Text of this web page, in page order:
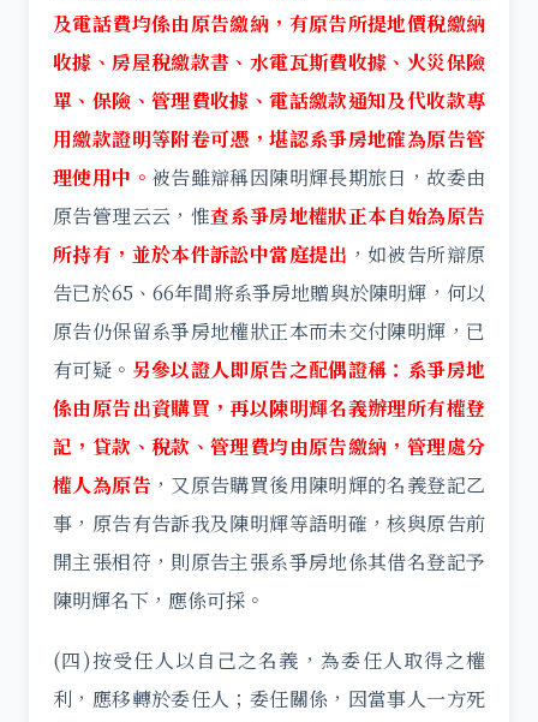
及電話費均係由原告繳納，有原告所提地價稅繳納
收據、房屋稅繳款書、水電瓦斯費收據、火災保險
單、保險、管理費收據、電話繳款通知及代收款專
用繳款證明等附卷可憑，堪認系爭房地確為原告管
理使用中。 被告雖辯稱因陳明輝長期旅日，故委由
原告管理云云，惟查系爭房地權狀正本自始為原告
所持有，並於本件訴訟中當庭提出 ，如被告所辯原
告已於65、66年間將系爭房地贈與於陳明輝，何以
原告仍保留系爭房地權狀正本而未交付陳明輝，已
有可疑。 另參以證人即原告之配偶證稱：系爭房地
係由原告出資購買，再以陳明輝名義辦理所有權登
記，貸款、稅款、管理費均由原告繳納，管理處分
權人為原告 ，又原告購買後用陳明輝的名義登記乙
事，原告有告訴我及陳明輝等語明確，核與原告前
開主張相符，則原告主張系爭房地係其借名登記予
陳明輝名下，應係可採。
(四)按受任人以自己之名義，為委任人取得之權
利，應移轉於委任人；委任關係，因當事人一方死